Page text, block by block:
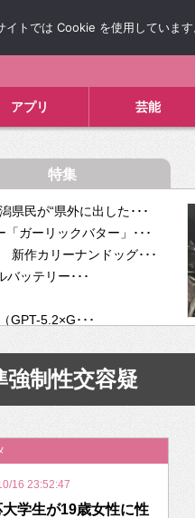
アプリ 芸能
特集
県民が“県外に出した･･･
ガーリックバター」･･･
新作カリーナンドッグ･･･
ッテリー･･･
GPT-5.2×G･･･
･･･
、”自分が今話し･･･
いを渡す」 TE･･･
強制性交容疑
16 23:52:47
大学生が19歳女性に性
トでは Cookie を使用していま